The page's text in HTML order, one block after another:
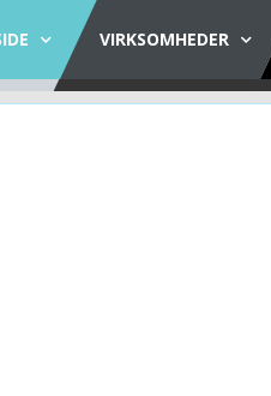
VIRKSOMHEDER